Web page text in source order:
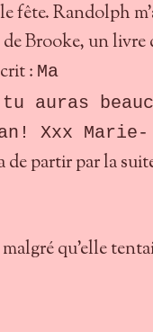
fête. Randolph
Brooke, un livre
: Ma
auras
Xxx Marie-
de partir par la
qu’elle